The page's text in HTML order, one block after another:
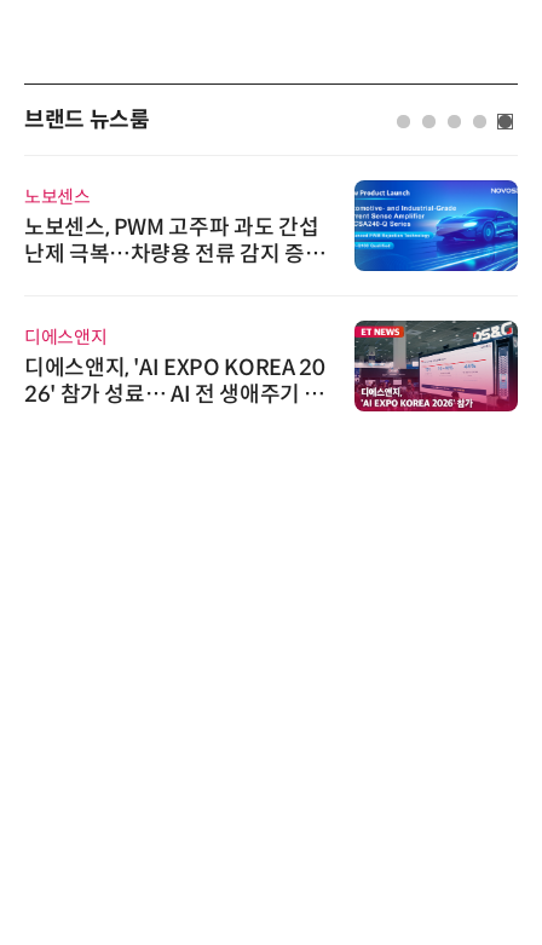
브랜드 뉴스룸
노보센스
노보센스, PWM 고주파 과도 간섭
난제 극복…차량용 전류 감지 증폭
디에스앤지
디에스앤지, 'AI EXPO KOREA 20
26' 참가 성료… AI 전 생애주기 아